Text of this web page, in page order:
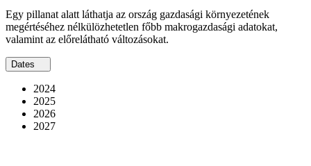
Egy pillanat alatt láthatja az ország gazdasági környezetének
megértéséhez nélkülözhetetlen főbb makrogazdasági adatokat,
valamint az előrelátható változásokat.
Dates
2024
2025
2026
2027